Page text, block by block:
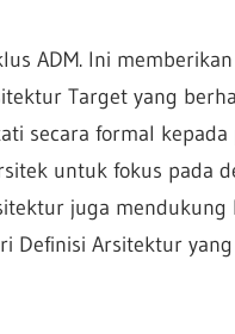
ADM. Ini
Target yang
secara formal
untuk fokus pada
juga
Definisi Arsitektur